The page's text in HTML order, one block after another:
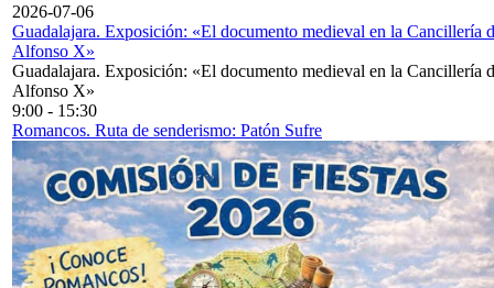
2026-07-06
Guadalajara. Exposición: «El documento medieval en la Cancillería
Alfonso X»
Guadalajara. Exposición: «El documento medieval en la Cancillería
Alfonso X»
9:00 - 15:30
Romancos. Ruta de senderismo: Patón Sufre